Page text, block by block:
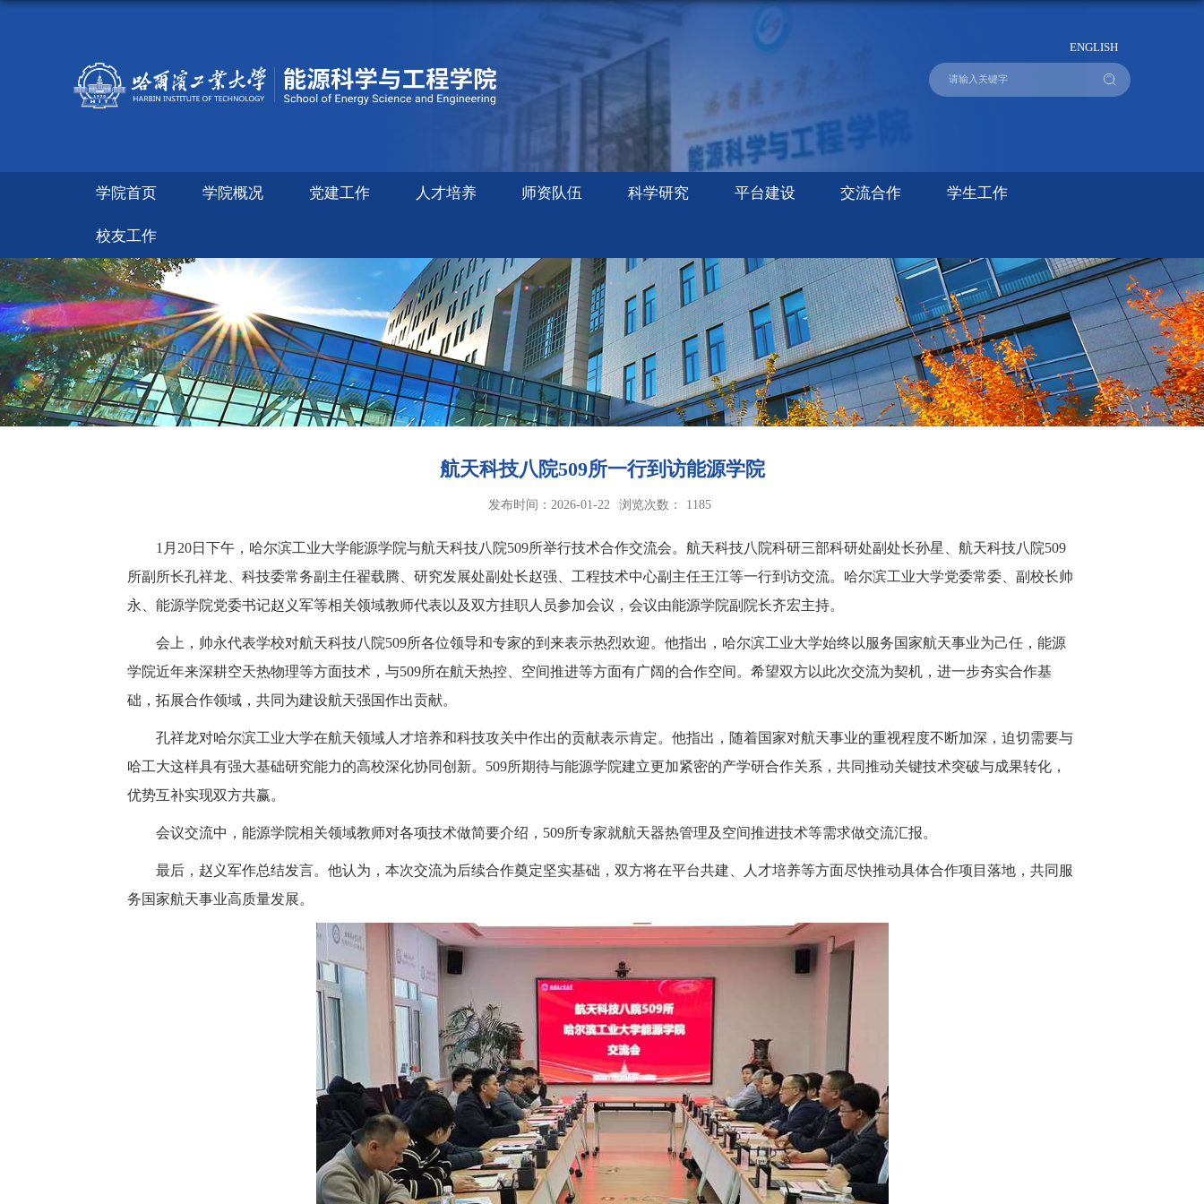
ENGLISH
学院首页 学院概况 党建工作 人才培养 师资队伍 科学研究 平台建设 交流合作 学生工作
校友工作
航天科技八院509所一行到访能源学院
发布时间：2026-01-22 浏览次数： 1185
1月20日下午，哈尔滨工业大学能源学院与航天科技八院509所举行技术合作交流会。航天科技八院科研三部科研处副处长孙星、航天科技八院509
所副所长孔祥龙、科技委常务副主任翟载腾、研究发展处副处长赵强、工程技术中心副主任王江等一行到访交流。哈尔滨工业大学党委常委、副校长帅
永、能源学院党委书记赵义军等相关领域教师代表以及双方挂职人员参加会议，会议由能源学院副院长齐宏主持。
会上，帅永代表学校对航天科技八院509所各位领导和专家的到来表示热烈欢迎。他指出，哈尔滨工业大学始终以服务国家航天事业为己任，能源
学院近年来深耕空天热物理等方面技术，与509所在航天热控、空间推进等方面有广阔的合作空间。希望双方以此次交流为契机，进一步夯实合作基
础，拓展合作领域，共同为建设航天强国作出贡献。
孔祥龙对哈尔滨工业大学在航天领域人才培养和科技攻关中作出的贡献表示肯定。他指出，随着国家对航天事业的重视程度不断加深，迫切需要与
哈工大这样具有强大基础研究能力的高校深化协同创新。509所期待与能源学院建立更加紧密的产学研合作关系，共同推动关键技术突破与成果转化，
优势互补实现双方共赢。
会议交流中，能源学院相关领域教师对各项技术做简要介绍，509所专家就航天器热管理及空间推进技术等需求做交流汇报。
最后，赵义军作总结发言。他认为，本次交流为后续合作奠定坚实基础，双方将在平台共建、人才培养等方面尽快推动具体合作项目落地，共同服
务国家航天事业高质量发展。